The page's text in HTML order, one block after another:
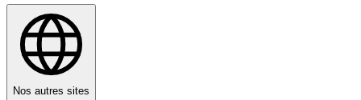
Nos autres sites